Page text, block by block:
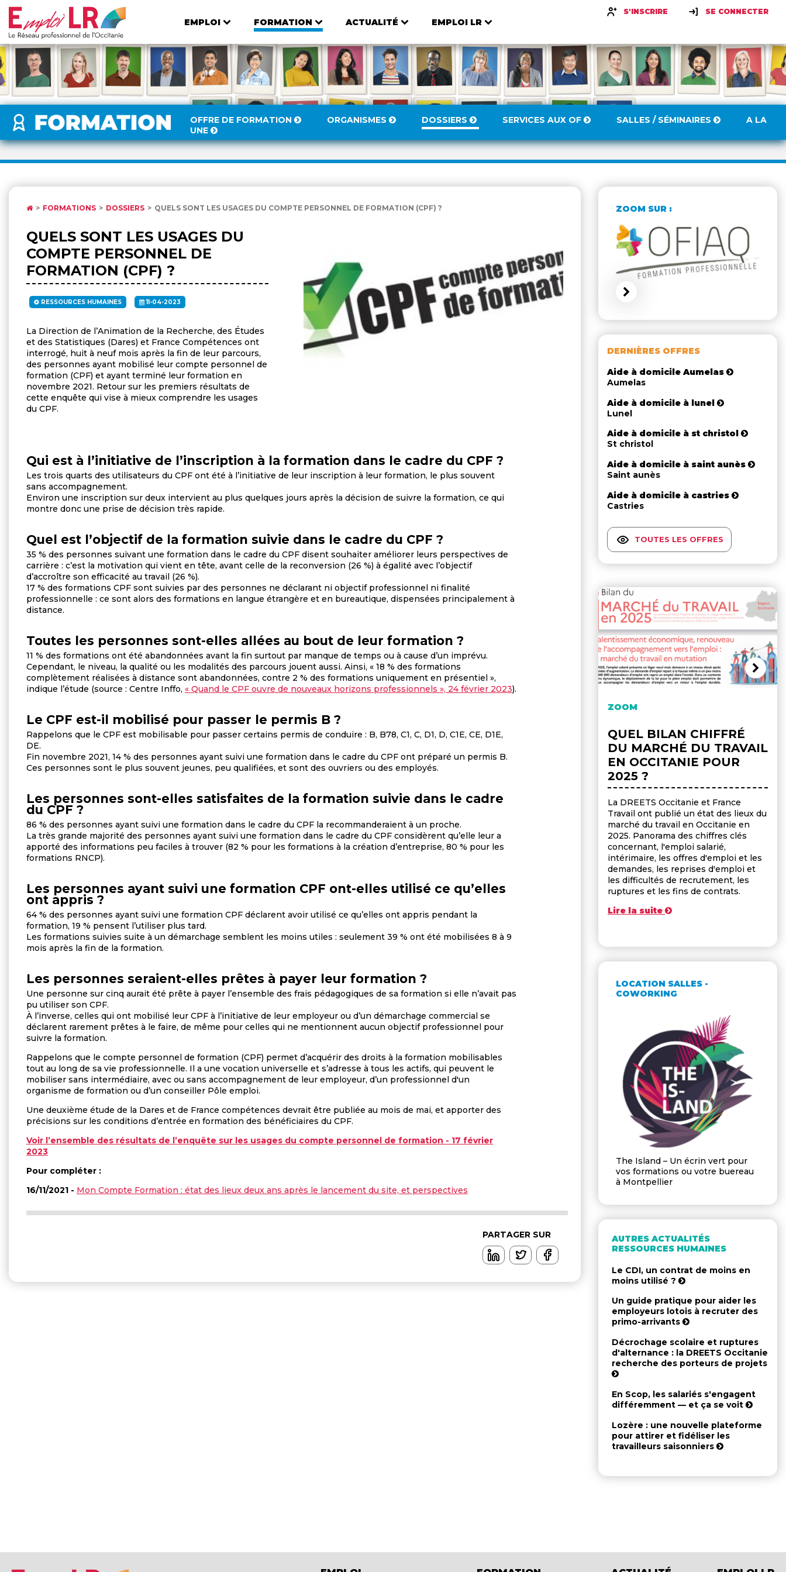
EMPLOI FORMATION ACTUALITÉ EMPLOI LR
S'INSCRIRE SE CONNECTER
OFFRE DE FORMATION ORGANISMES DOSSIERS SERVICES AUX OF SALLES / SÉMINAIRES
A LA
UNE
FORMATIONS DOSSIERS QUELS SONT LES USAGES DU COMPTE PERSONNEL DE FORMATION (CPF) ?
QUELS SONT LES USAGES DU
COMPTE PERSONNEL DE
FORMATION (CPF) ?
RESSOURCES HUMAINES 11-04-2023
La Direction de l’Animation de la Recherche, des Études
et des Statistiques (Dares) et France Compétences ont
interrogé, huit à neuf mois après la fin de leur parcours,
des personnes ayant mobilisé leur compte personnel de
formation (CPF) et ayant terminé leur formation en
novembre 2021. Retour sur les premiers résultats de
cette enquête qui vise à mieux comprendre les usages
du CPF.
Qui est à l’initiative de l’inscription à la formation dans le cadre du CPF ?
Les trois quarts des utilisateurs du CPF ont été à l’initiative de leur inscription à leur formation, le plus souvent
sans accompagnement.
Environ une inscription sur deux intervient au plus quelques jours après la décision de suivre la formation, ce qui
montre donc une prise de décision très rapide.
Quel est l’objectif de la formation suivie dans le cadre du CPF ?
35 % des personnes suivant une formation dans le cadre du CPF disent souhaiter améliorer leurs perspectives de
carrière : c’est la motivation qui vient en tête, avant celle de la reconversion (26 %) à égalité avec l’objectif
d’accroître son efficacité au travail (26 %).
17 % des formations CPF sont suivies par des personnes ne déclarant ni objectif professionnel ni finalité
professionnelle : ce sont alors des formations en langue étrangère et en bureautique, dispensées principalement à
distance.
Toutes les personnes sont-elles allées au bout de leur formation ?
11 % des formations ont été abandonnées avant la fin surtout par manque de temps ou à cause d’un imprévu.
Cependant, le niveau, la qualité ou les modalités des parcours jouent aussi. Ainsi, « 18 % des formations
complètement réalisées à distance sont abandonnées, contre 2 % des formations uniquement en présentiel »,
indique l’étude (source : Centre Inffo, « Quand le CPF ouvre de nouveaux horizons professionnels », 24 février 2023).
Le CPF est-il mobilisé pour passer le permis B ?
Rappelons que le CPF est mobilisable pour passer certains permis de conduire : B, B78, C1, C, D1, D, C1E, CE, D1E,
DE.
Fin novembre 2021, 14 % des personnes ayant suivi une formation dans le cadre du CPF ont préparé un permis B.
Ces personnes sont le plus souvent jeunes, peu qualifiées, et sont des ouvriers ou des employés.
Les personnes sont-elles satisfaites de la formation suivie dans le cadre
du CPF ?
86 % des personnes ayant suivi une formation dans le cadre du CPF la recommanderaient à un proche.
La très grande majorité des personnes ayant suivi une formation dans le cadre du CPF considèrent qu’elle leur a
apporté des informations peu faciles à trouver (82 % pour les formations à la création d’entreprise, 80 % pour les
formations RNCP).
Les personnes ayant suivi une formation CPF ont-elles utilisé ce qu’elles
ont appris ?
64 % des personnes ayant suivi une formation CPF déclarent avoir utilisé ce qu’elles ont appris pendant la
formation, 19 % pensent l’utiliser plus tard.
Les formations suivies suite à un démarchage semblent les moins utiles : seulement 39 % ont été mobilisées 8 à 9
mois après la fin de la formation.
Les personnes seraient-elles prêtes à payer leur formation ?
Une personne sur cinq aurait été prête à payer l’ensemble des frais pédagogiques de sa formation si elle n’avait pas
pu utiliser son CPF.
À l’inverse, celles qui ont mobilisé leur CPF à l’initiative de leur employeur ou d’un démarchage commercial se
déclarent rarement prêtes à le faire, de même pour celles qui ne mentionnent aucun objectif professionnel pour
suivre la formation.
Rappelons que le compte personnel de formation (CPF) permet d’acquérir des droits à la formation mobilisables
tout au long de sa vie professionnelle. Il a une vocation universelle et s’adresse à tous les actifs, qui peuvent le
mobiliser sans intermédiaire, avec ou sans accompagnement de leur employeur, d’un professionnel d'un
organisme de formation ou d’un conseiller Pôle emploi.
Une deuxième étude de la Dares et de France compétences devrait être publiée au mois de mai, et apporter des
précisions sur les conditions d’entrée en formation des bénéficiaires du CPF.
Voir l’ensemble des résultats de l’enquête sur les usages du compte personnel de formation - 17 février
2023
Pour compléter :
16/11/2021 - Mon Compte Formation : état des lieux deux ans après le lancement du site, et perspectives
PARTAGER SUR
ZOOM SUR :
DERNIÈRES OFFRES
Aide à domicile Aumelas
Aumelas
Aide à domicile à lunel
Lunel
Aide à domicile à st christol
St christol
Aide à domicile à saint aunès
Saint aunès
Aide à domicile à castries
Castries
TOUTES LES OFFRES
ZOOM
QUEL BILAN CHIFFRÉ
DU MARCHÉ DU TRAVAIL
EN OCCITANIE POUR
2025 ?
La DREETS Occitanie et France
Travail ont publié un état des lieux du
marché du travail en Occitanie en
2025. Panorama des chiffres clés
concernant, l'emploi salarié,
intérimaire, les offres d'emploi et les
demandes, les reprises d'emploi et
les difficultés de recrutement, les
ruptures et les fins de contrats.
Lire la suite
LOCATION SALLES -
COWORKING
The Island – Un écrin vert pour
vos formations ou votre buereau
à Montpellier
AUTRES ACTUALITÉS
RESSOURCES HUMAINES
Le CDI, un contrat de moins en
moins utilisé ?
Un guide pratique pour aider les
employeurs lotois à recruter des
primo-arrivants
Décrochage scolaire et ruptures
d'alternance : la DREETS Occitanie
recherche des porteurs de projets
En Scop, les salariés s'engagent
différemment — et ça se voit
Lozère : une nouvelle plateforme
pour attirer et fidéliser les
travailleurs saisonniers